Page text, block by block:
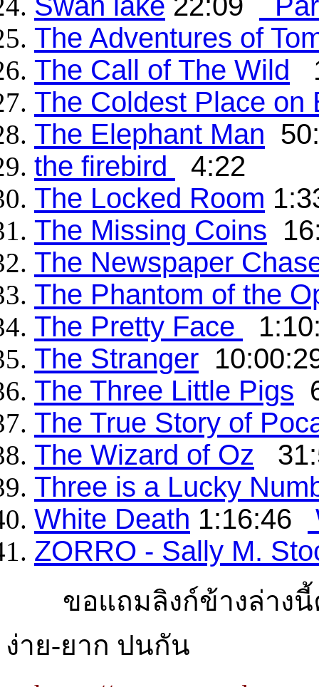
The Adventures of
The Call of The Wild
The Coldest Place on
The Elephant Man
the firebird
4:22
The Locked Room
The Missing Coins
The Newspaper
The Phantom of the
The Pretty Face
The Stranger
The Three Little Pigs
The True Story of
The Wizard of Oz
Three is a Lucky
White Death 1:16:46
ZORRO - Sally M.
ขอแถมลิงก์ข้างล่างนี้ค
ง่าย-ยาก ปนกัน